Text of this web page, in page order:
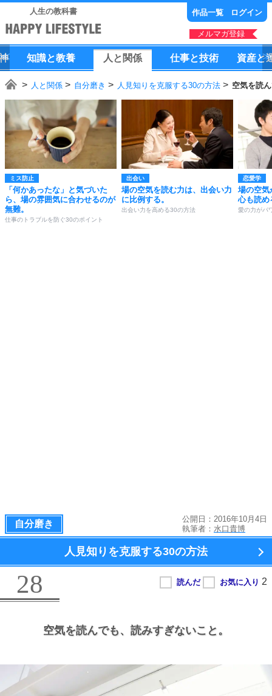
人生の教科書 作品一覧 ログイン
メルマガ登録
知識と教養 人 と 関係 仕事と技術 資産と
人と関係 自分磨き 人見知りを克服する30の方法 空気を読
ミス防止
「何かあったな」と気づいた
ら、場の雰囲気に合わせるのが
無難。
仕事のトラブルを防ぐ30のポイント
出会い
場の空気を読む力は、出会い力
に比例する。
出会い力を高める30の方法
恋愛学
場の空気
心も読め
愛の力がパ
自分磨き
公開日：2016年10月4日
執筆者： 水口貴博
人見知りを克服する30の方法
28
空気を読んでも、 読みすぎないこと。